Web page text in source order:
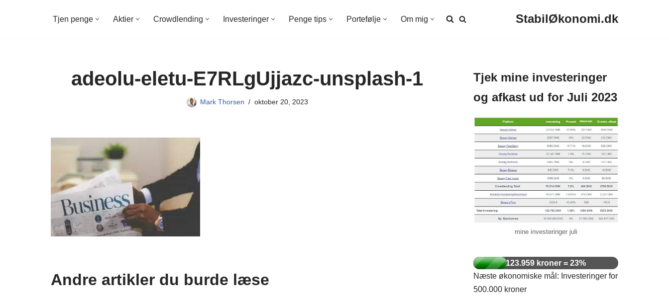
Tjen penge Aktier Crowdlending Investeringer Penge tips Portefølje Om mig StabilØkonomi.dk
adeolu-eletu-E7RLgUjjazc-unsplash-1
Mark Thorsen oktober 20, 2023
Andre artikler du burde læse
Tjek mine investeringer
og afkast ud for Juli 2023
mine investeringer juli
123.959 kroner = 23%
Næste økonomiske mål: Investeringer for
500.000 kroner